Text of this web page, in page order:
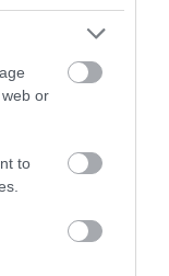
or
to
naplnili ulice
do kameňa
Tím